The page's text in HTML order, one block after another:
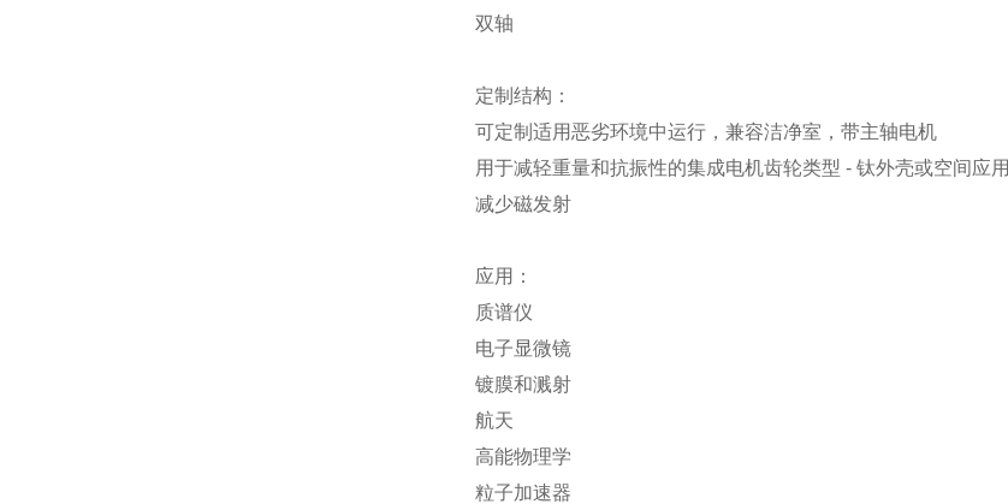
双轴
定制结构：
可定制适用恶劣环境中运行，兼容洁净室，带主轴电机
用于减轻重量和抗振性的集成电机齿轮类型 - 钛外壳或空间应用
减少磁发射
应用：
质谱仪
电子显微镜
镀膜和溅射
航天
高能物理学
粒子加速器